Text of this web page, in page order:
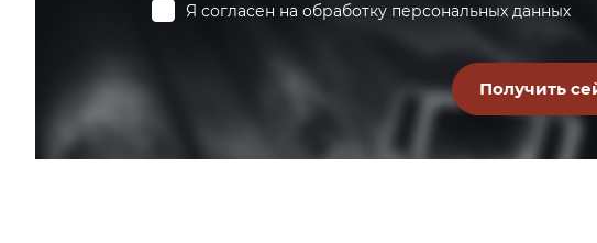
Я согласен на обработку персональных данных